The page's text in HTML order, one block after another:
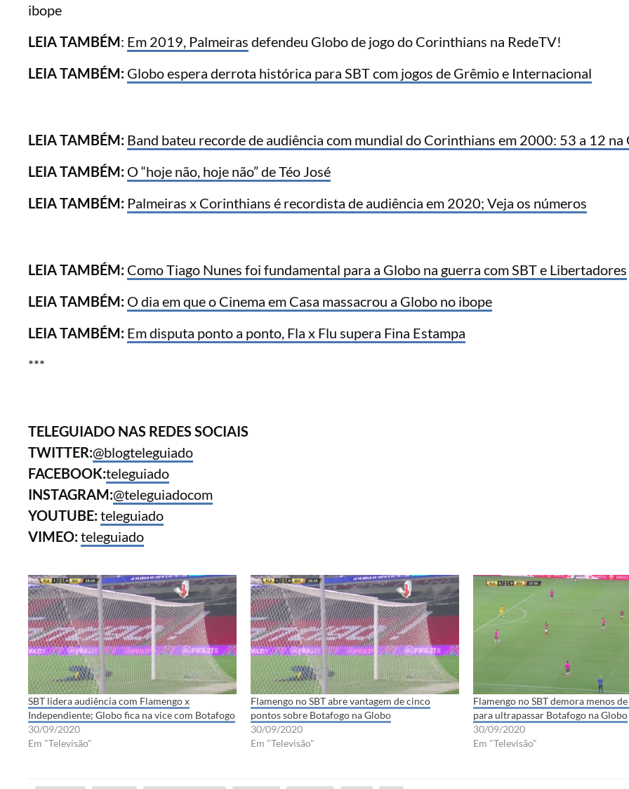
ibope
LEIA TAMBÉM: Em 2019, Palmeiras defendeu Globo de jogo do Corinthians na RedeTV!
LEIA TAMBÉM: Globo espera derrota histórica para SBT com jogos de Grêmio e Internacional
LEIA TAMBÉM: Band bateu recorde de audiência com mundial do Corinthians em 2000: 53 a 12 na
LEIA TAMBÉM: O “hoje não, hoje não” de Téo José
LEIA TAMBÉM: Palmeiras x Corinthians é recordista de audiência em 2020; Veja os números
LEIA TAMBÉM: Como Tiago Nunes foi fundamental para a Globo na guerra com SBT e Libertadores
LEIA TAMBÉM: O dia em que o Cinema em Casa massacrou a Globo no ibope
LEIA TAMBÉM: Em disputa ponto a ponto, Fla x Flu supera Fina Estampa
***
TELEGUIADO NAS REDES SOCIAIS
TWITTER:@blogteleguiado
FACEBOOK:teleguiado
INSTAGRAM:@teleguiadocom
YOUTUBE:teleguiado
VIMEO:teleguiado
SBT lidera audiência com Flamengo x
Independiente; Globo fica na vice com Botafogo
30/09/2020
Em "Televisão"
Flamengo no SBT abre vantagem de cinco
pontos sobre Botafogo na Globo
30/09/2020
Em "Televisão"
Flamengo no SBT demora menos
para ultrapassar Botafogo na Globo
30/09/2020
Em "Televisão"